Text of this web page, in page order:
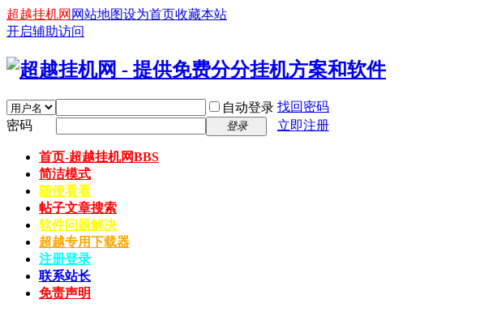
超越挂机网 网站地图设为首页收藏本站
开启辅助访问
自动登录 找回密码
密码
登录 立即注册
首页-超越挂机网BBS
简洁模式
随便看看
帖子文章搜索
软件问题解决
超越专用下载器
注册登录
联系站长
免责声明